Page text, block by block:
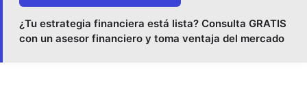
¿Tu estrategia financiera está lista? Consulta GRATIS
con un asesor financiero y toma ventaja del mercado